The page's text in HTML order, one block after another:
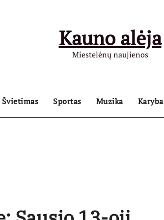
Kauno alėja
Miestelėnų naujienos
Švietimas Sportas Muzika Karyba